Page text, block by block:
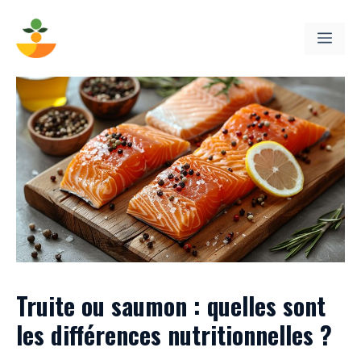
contenu
Truite ou saumon : quelles sont
les différences nutritionnelles ?